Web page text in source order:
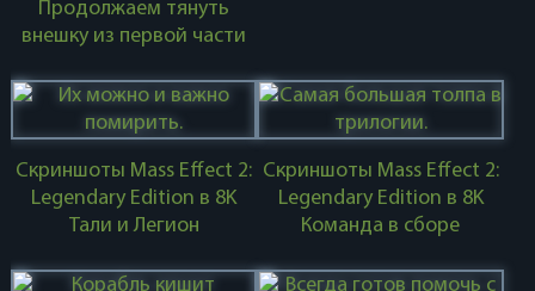
Продолжаем тянуть
внешку из первой части
Скриншоты Mass Effect 2:
Legendary Edition в 8K
Тали и Легион
Скриншоты Mass Effect 2:
Legendary Edition в 8K
Команда в сборе